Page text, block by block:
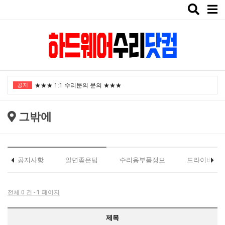
Toggle
공지 ★★★ 1:1 수리문의 문의 ★★★
2024년 한가위 휴일 안내
"노트북부서" 1월 임시휴가 안내
2025년 8월 휴가안내입니다.
2024년 한가위 휴일 안내
그밖에
공지사항 알면좋은팁 수리용부품정보 드라이버
전체 0 건 - 1 페이지
제목